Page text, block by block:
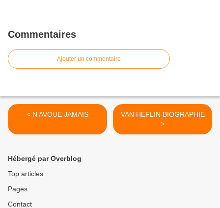
Commentaires
Ajouter un commentaire
< N'AVOUE JAMAIS
VAN HEFLIN BIOGRAPHIE
>
Hébergé par Overblog
Top articles
Pages
Contact